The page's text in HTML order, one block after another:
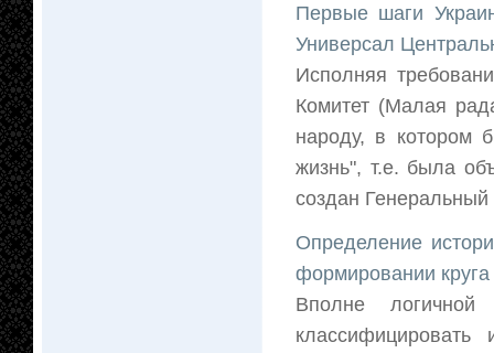
Первые шаги
Универсал
Исполняя
Комитет (Малая
народу, в котором
жизнь", т.е. была
создан Генеральный
Определение
формировании круга
Вполне
классифицировать